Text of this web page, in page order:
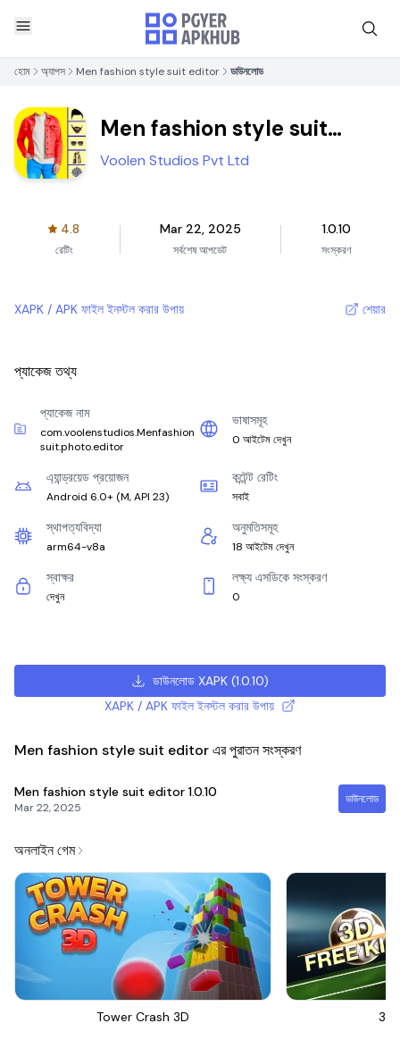
হোম অ্যাপস Men fashion style suit editor ডাউনলোড
Men fashion style suit
editor
Voolen Studios Pvt Ltd
4.8
রেটিং
Mar 22, 2025
সর্বশেষ আপডেট
1.0.10
সংস্করণ
XAPK / APK ফাইল ইনস্টল করার উপায় শেয়ার
প্যাকেজ তথ্য
প্যাকেজ নাম
com.voolenstudios.Menfashion
suit.photo.editor
ভাষাসমূহ
0 আইটেম দেখুন
এ্যান্ড্রয়েড প্রয়োজন
Android 6.0+ (M, API 23)
কন্টেন্ট রেটিং
সবাই
স্থাপত্যবিদ্যা
arm64-v8a
অনুমতিসমূহ
18 আইটেম দেখুন
স্বাক্ষর
দেখুন
লক্ষ্য এসডিকে সংস্করণ
0
ডাউনলোড XAPK(1.0.10)
XAPK / APK ফাইল ইনস্টল করার উপায়
Men fashion style suit editor এর পুরাতন সংস্করণ
Men fashion style suit editor 1.0.10
Mar 22, 2025
ডাউনলোড
অনলাইন গেম
Tower Crash 3D 3D